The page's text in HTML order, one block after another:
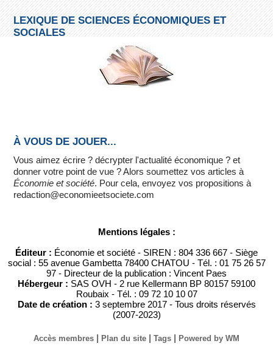
LEXIQUE DE SCIENCES ÉCONOMIQUES ET
SOCIALES
À VOUS DE JOUER...
Vous aimez écrire ? décrypter l'actualité économique ? et
donner votre point de vue ? Alors soumettez vos articles à
Économie et société. Pour cela, envoyez vos propositions à
redaction@economieetsociete.com
Mentions légales :
Éditeur : Économie et société - SIREN : 804 336 667 - Siège
social : 55 avenue Gambetta 78400 CHATOU - Tél. : 01 75 26 57
97 - Directeur de la publication : Vincent Paes
Hébergeur : SAS OVH - 2 rue Kellermann BP 80157 59100
Roubaix - Tél. : 09 72 10 10 07
Date de création : 3 septembre 2017 - Tous droits réservés
(2007-2023)
Accès membres | Plan du site | Tags | Powered by WM